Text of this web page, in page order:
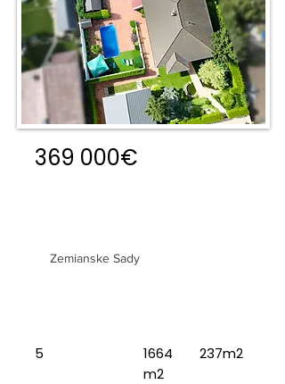
369 000€
Zemianske Sady
5
1664
m2
237m2